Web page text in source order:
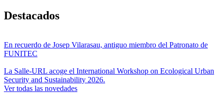
Destacados
En recuerdo de Josep Vilarasau, antiguo miembro del Patronato de
FUNITEC
La Salle-URL acoge el International Workshop on Ecological Urban
Security and Sustainability 2026.
Ver todas las novedades